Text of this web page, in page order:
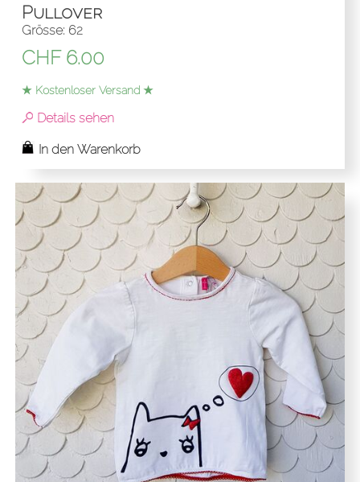
Pullover
Grösse: 62
CHF6.00
★ Kostenloser Versand ★
Details sehen